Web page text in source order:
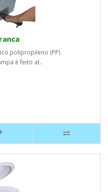
polipropileno (PP)
é feito at..